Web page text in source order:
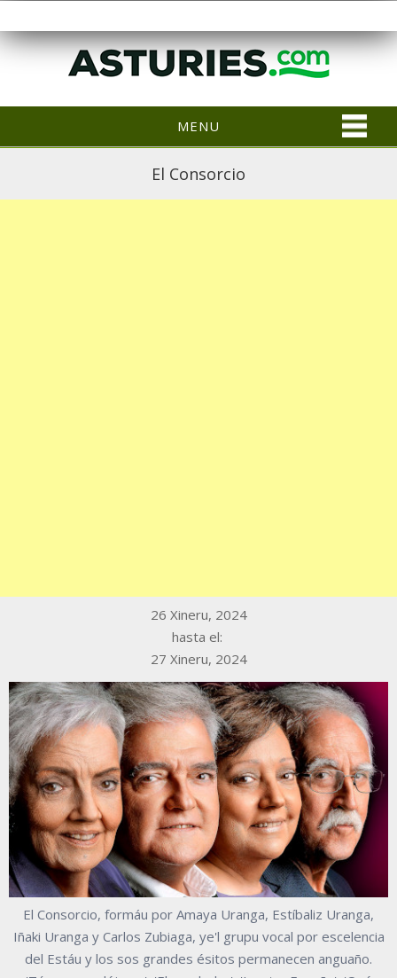
MENU
El Consorcio
26 Xineru, 2024
hasta el:
27 Xineru, 2024
El Consorcio, formáu por Amaya Uranga, Estíbaliz Uranga,
Iñaki Uranga y Carlos Zubiaga, ye'l grupu vocal por escelencia
del Estáu y los sos grandes ésitos permanecen anguaño.